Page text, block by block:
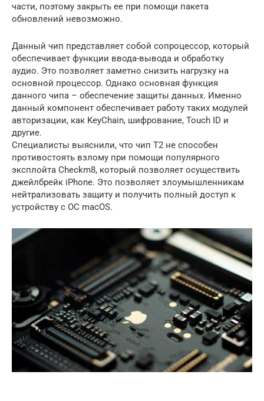
части, поэтому закрыть ее при помощи пакета
обновлений невозможно.
Данный чип представляет собой сопроцессор, который
обеспечивает функции ввода-вывода и обработку
аудио. Это позволяет заметно снизить нагрузку на
основной процессор. Однако основная функция
данного чипа – обеспечение защиты данных. Именно
данный компонент обеспечивает работу таких модулей
авторизации, как KeyChain, шифрование, Touch ID и
другие.
Специалисты выяснили, что чип Т2 не способен
противостоять взлому при помощи популярного
эксплойта Checkm8, который позволяет осуществить
джейлбрейк iPhone. Это позволяет злоумышленникам
нейтрализовать защиту и получить полный доступ к
устройству с ОС macOS.